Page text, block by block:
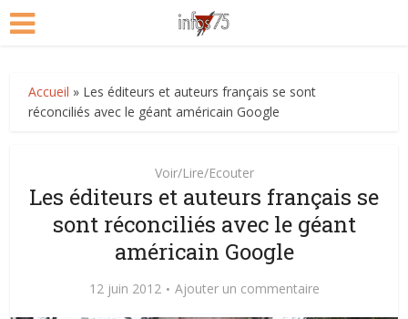
Accueil » Les éditeurs et auteurs français se sont
réconciliés avec le géant américain Google
Voir/Lire/Ecouter
Les éditeurs et auteurs français se
sont réconciliés avec le géant
américain Google
12 juin 2012 Ajouter un commentaire